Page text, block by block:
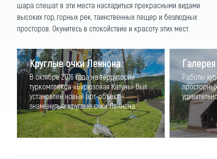
шара спешат в эти места насладиться прекрасными видами
высоких гор, горных рек, таинственных пещер и безлюдных
просторов. Окунитесь в спокойствие и красоту этих мест.
Круглые очки Леннона
В октябре 2016 года на территории
туркомплекса «Бирюзовая Катунь» был
установлен новый арт-объект –
знаменитые круглые очки Леннона.
Работы